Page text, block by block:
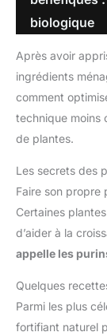
biologique
Après avoir
ingrédients
comment
technique moins
de plantes.
Les secrets des
Faire son propre
Certaines
d’aider à la
appelle les
Quelques
Parmi les plus
fortifiant naturel